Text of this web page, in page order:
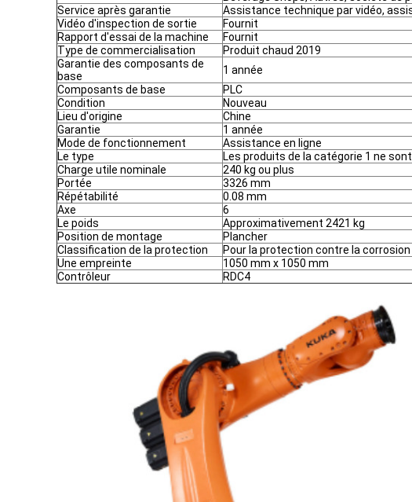
Service après garantie
Assistance technique par vidéo,
Vidéo d'inspection de sortie
Fournit
Rapport d'essai de la machine
Fournit
Type de commercialisation
Produit chaud 2019
Garantie des composants de
base
1 année
Composants de base
PLC
Condition
Nouveau
Lieu d'origine
Chine
Garantie
1 année
Mode de fonctionnement
Assistance en ligne
Le type
Les produits de la catégorie 1 ne
Charge utile nominale
240 kg ou plus
Portée
3326 mm
Répétabilité
0.08 mm
Axe
6
Le poids
Approximativement 2421 kg
Position de montage
Plancher
Classification de la protection
Pour la protection contre la corrosion
Une empreinte
1050 mm x 1050 mm
Contrôleur
RDC4